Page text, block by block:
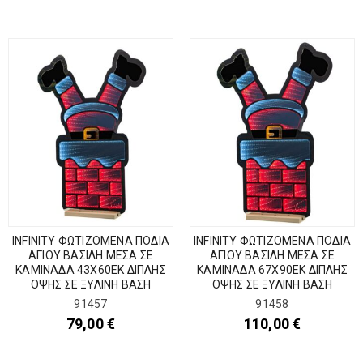
INFINITY ΦΩΤΙΖΟΜΕΝΑ ΠΟΔΙΑ
ΑΓΙΟΥ ΒΑΣΙΛΗ ΜΕΣΑ ΣΕ
ΚΑΜΙΝΑΔΑ 43Χ60ΕΚ ΔΙΠΛΗΣ
ΟΨΗΣ ΣΕ ΞΥΛΙΝΗ ΒΑΣΗ
91457
79,00€
INFINITY ΦΩΤΙΖΟΜΕΝΑ ΠΟΔΙΑ
ΑΓΙΟΥ ΒΑΣΙΛΗ ΜΕΣΑ ΣΕ
ΚΑΜΙΝΑΔΑ 67Χ90ΕΚ ΔΙΠΛΗΣ
ΟΨΗΣ ΣΕ ΞΥΛΙΝΗ ΒΑΣΗ
91458
110,00€